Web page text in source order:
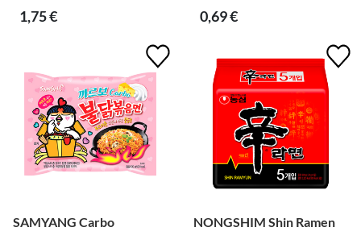
1,75 € 0,69 €
SAMYANG Carbo
NONGSHIM Shin Ramen